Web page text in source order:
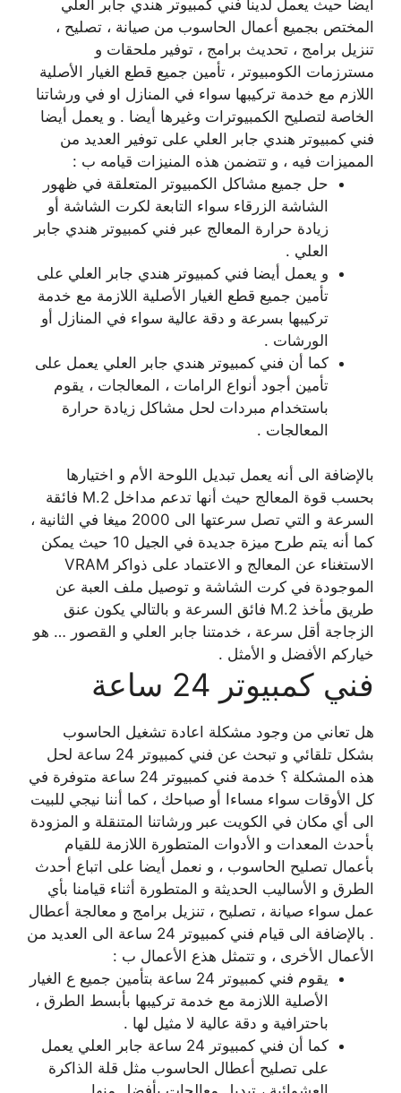
أيضا حيث يعمل لدينا فني كمبيوتر هندي جابر العلي
المختص بجميع أعمال الحاسوب من صيانة ، تصليح ،
تنزيل برامج ، تحديث برامج ، توفير ملحقات و
مسترزمات الكومبيوتر ، تأمين جميع قطع الغيار الأصلية
اللازم مع خدمة تركيبها سواء في المنازل او في ورشاتنا
الخاصة لتصليح الكمبيوترات وغيرها أيضا . و يعمل أيضا
فني كمبيوتر هندي جابر العلي على توفير العديد من
المميزات فيه ، و تتضمن هذه المنيزات قيامه ب :
حل جميع مشاكل الكمبيوتر المتعلقة في ظهور
الشاشة الزرقاء سواء التابعة لكرت الشاشة أو
زيادة حرارة المعالج عبر فني كمبيوتر هندي جابر
العلي .
و يعمل أيضا فني كمبيوتر هندي جابر العلي على
تأمين جميع قطع الغيار الأصلية اللازمة مع خدمة
تركيبها بسرعة و دقة عالية سواء في المنازل أو
الورشات .
كما أن فني كمبيوتر هندي جابر العلي يعمل على
تأمين أجود أنواع الرامات ، المعالجات ، يقوم
باستخدام مبردات لحل مشاكل زيادة حرارة
المعالجات .
بالإضافة الى أنه يعمل تبديل اللوحة الأم و اختيارها
بحسب قوة المعالج حيث أنها تدعم مداخل M.2 فائقة
السرعة و التي تصل سرعتها الى 2000 ميغا في الثانية ،
كما أنه يتم طرح ميزة جديدة في الجيل 10 حيث يمكن
الاستغناء عن المعالج و الاعتماد على ذواكر VRAM
الموجودة في كرت الشاشة و توصيل ملف العبة عن
طريق مأخذ M.2 فائق السرعة و بالتالي يكون عنق
الزجاجة أقل سرعة ، خدمتنا جابر العلي و القصور … هو
خياركم الأفضل و الأمثل .
فني كمبيوتر 24 ساعة
هل تعاني من وجود مشكلة اعادة تشغيل الحاسوب
بشكل تلقائي و تبحث عن فني كمبيوتر 24 ساعة لحل
هذه المشكلة ؟ خدمة فني كمبيوتر 24 ساعة متوفرة في
كل الأوقات سواء مساءا أو صباحك ، كما أننا نيجي للبيت
الى أي مكان في الكويت عبر ورشاتنا المتنقلة و المزودة
بأحدث المعدات و الأدوات المتطورة اللازمة للقيام
بأعمال تصليح الحاسوب ، و نعمل أيضا على اتباع أحدث
الطرق و الأساليب الحديثة و المتطورة أثناء قيامنا بأي
عمل سواء صيانة ، تصليح ، تنزيل برامج و معالجة أعطال
. بالإضافة الى قيام فني كمبيوتر 24 ساعة الى العديد من
الأعمال الأخرى ، و تتمثل هذع الأعمال ب :
يقوم فني كمبيوتر 24 ساعة بتأمين جميع ع الغيار
الأصلية اللازمة مع خدمة تركيبها بأبسط الطرق ،
باحترافية و دقة عالية لا مثيل لها .
كما أن فني كمبيوتر 24 ساعة جابر العلي يعمل
على تصليح أعطال الحاسوب مثل قلة الذاكرة